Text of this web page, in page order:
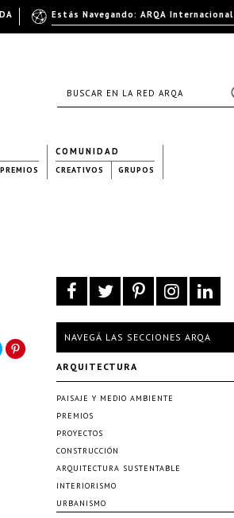
PREMIOS
COMUNIDAD
CREATIVOS GRUPOS
NAVEGÁ LAS SECCIONES ARQA
ARQUITECTURA
PAISAJE Y MEDIO AMBIENTE
PREMIOS
PROYECTOS
CONSTRUCCIÓN
ARQUITECTURA SUSTENTABLE
INTERIORISMO
URBANISMO
Estás Navegando: ARQA Internacional